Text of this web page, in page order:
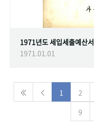
1971년도 세입세출예산서
1971.01.01
1 2
9